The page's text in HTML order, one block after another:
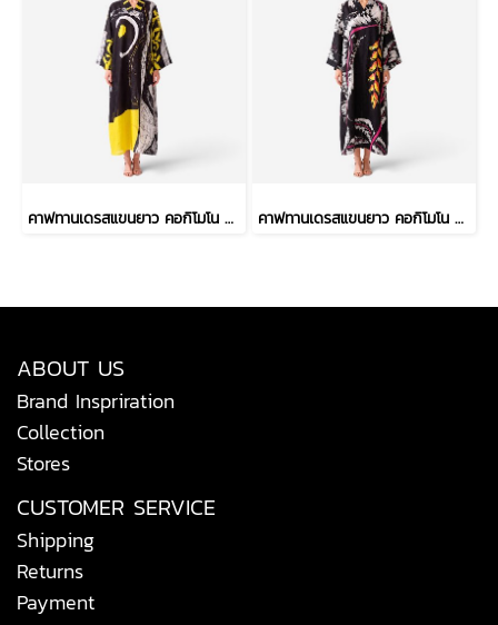
คาฟทานเดรสแขนยาว คอกิโมโน - สีดำ : ลายวงพู่กันหนา และเส้นตารางสเก็ตช์ คาฟทานเดรสแขนยาว คอกิโมโน - สีดำ : ลายดอกเฮลิโคเนีย บนริ้วใบดำ-ขาว
ABOUT US
Brand Inspriration
Collection
Stores
CUSTOMER SERVICE
Shipping
Returns
Payment